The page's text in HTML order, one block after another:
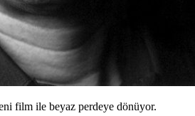
film ile beyaz perdeye dönüyor.